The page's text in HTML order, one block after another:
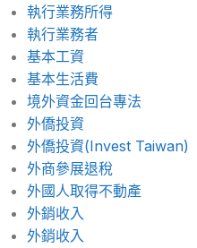
執行業務所得
執行業務者
基本工資
基本生活費
境外資金回台專法
外僑投資
外僑投資(Invest Taiwan)
外商參展退稅
外國人取得不動產
外銷收入
外銷收入